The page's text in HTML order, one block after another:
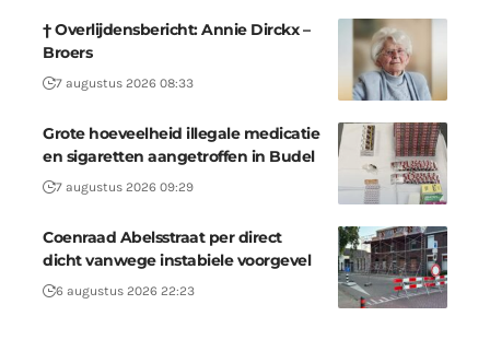
† Overlijdensbericht: Annie Dirckx –
Broers
7 augustus 2026 08:33
Grote hoeveelheid illegale medicatie
en sigaretten aangetroffen in Budel
7 augustus 2026 09:29
Coenraad Abelsstraat per direct
dicht vanwege instabiele voorgevel
6 augustus 2026 22:23